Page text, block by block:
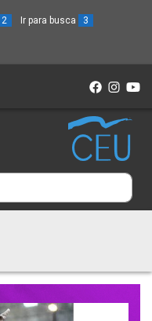
2 Ir para busca 3